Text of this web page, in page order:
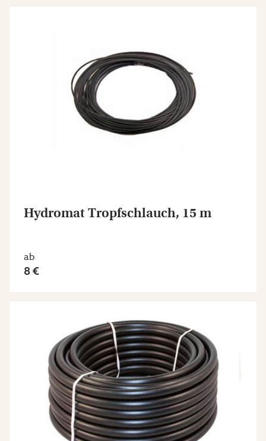
Hydromat Tropfschlauch, 15 m
ab
8 €